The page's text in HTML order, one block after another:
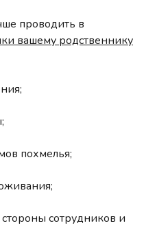
проводить в
вашему родственнику
похмелья;
сотрудников и